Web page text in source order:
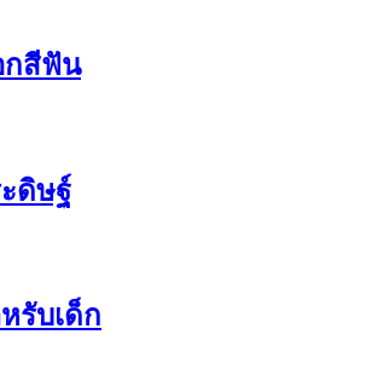
กสีฟัน
ดิษฐ์
รับเด็ก